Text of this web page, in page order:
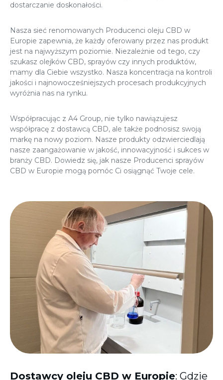
dostarczanie doskonałości.
Nasza sieć renomowanych Producenci oleju CBD w
Europie zapewnia, że każdy oferowany przez nas produkt
jest na najwyższym poziomie. Niezależnie od tego, czy
szukasz olejków CBD, sprayów czy innych produktów,
mamy dla Ciebie wszystko. Nasza koncentracja na kontroli
jakości i najnowocześniejszych procesach produkcyjnych
wyróżnia nas na rynku.
Współpracując z A4 Group, nie tylko nawiązujesz
współpracę z dostawcą CBD, ale także podnosisz swoją
markę na nowy poziom. Nasze produkty odzwierciedlają
nasze zaangażowanie w jakość, innowacyjność i sukces w
branży CBD. Dowiedz się, jak nasze Producenci sprayów
CBD w Europie mogą pomóc Ci osiągnąć Twoje cele.
Dostawcy oleju CBD w Europie: Gdzie